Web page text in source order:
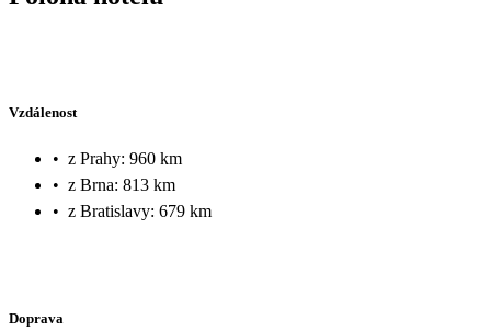
Vzdálenost
• z Prahy: 960 km
• z Brna: 813 km
• z Bratislavy: 679 km
Doprava